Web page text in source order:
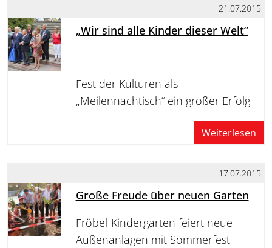
21.07.2015
„Wir sind alle Kinder dieser Welt“
Fest der Kulturen als
„Meilennachtisch“ ein großer Erfolg
Weiterlesen
17.07.2015
Große Freude über neuen Garten
Fröbel-Kindergarten feiert neue
Außenanlagen mit Sommerfest -